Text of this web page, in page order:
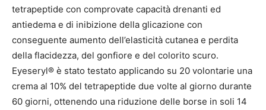
tetrapeptide con comprovate capacità drenanti ed
antiedema e di inibizione della glicazione con
conseguente aumento dell’elasticità cutanea e perdita
della flacidezza, del gonfiore e del colorito scuro.
Eyeseryl® è stato testato applicando su 20 volontarie una
crema al 10% del tetrapeptide due volte al giorno durante
60 giorni, ottenendo una riduzione delle borse in soli 14